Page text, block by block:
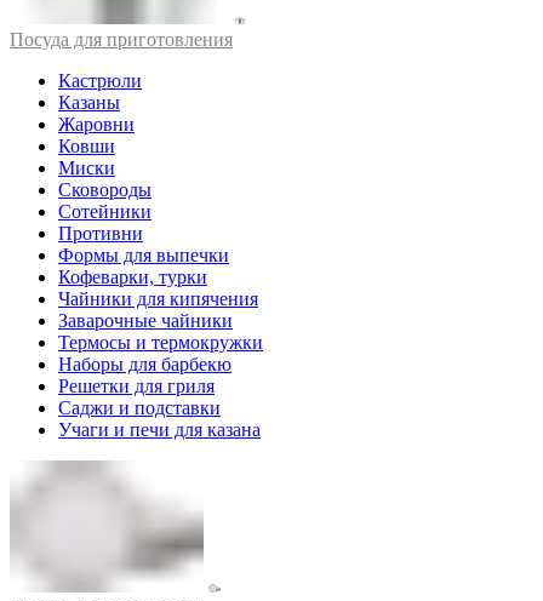
Посуда для приготовления
Кастрюли
Казаны
Жаровни
Ковши
Миски
Сковороды
Сотейники
Противни
Формы для выпечки
Кофеварки, турки
Чайники для кипячения
Заварочные чайники
Термосы и термокружки
Наборы для барбекю
Решетки для гриля
Саджи и подставки
Учаги и печи для казана